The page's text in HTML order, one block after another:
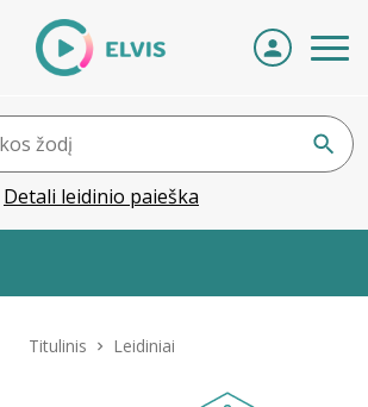
Detali leidinio paieška
Titulinis Leidiniai